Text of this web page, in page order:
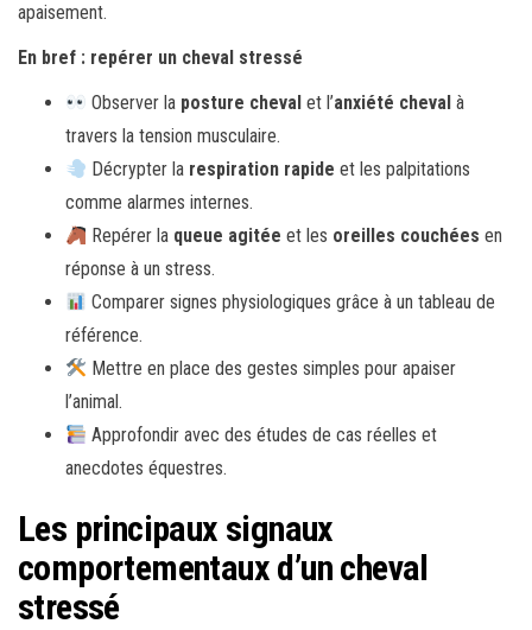
apaisement.
En bref : repérer un cheval stressé
Observer la posture cheval et l’anxiété cheval à
travers la tension musculaire.
Décrypter la respiration rapide et les palpitations
comme alarmes internes.
Repérer la queue agitée et les oreilles couchées en
réponse à un stress.
Comparer signes physiologiques grâce à un tableau de
référence.
Mettre en place des gestes simples pour apaiser
l’animal.
Approfondir avec des études de cas réelles et
anecdotes équestres.
Les principaux signaux
comportementaux d’un cheval
stressé